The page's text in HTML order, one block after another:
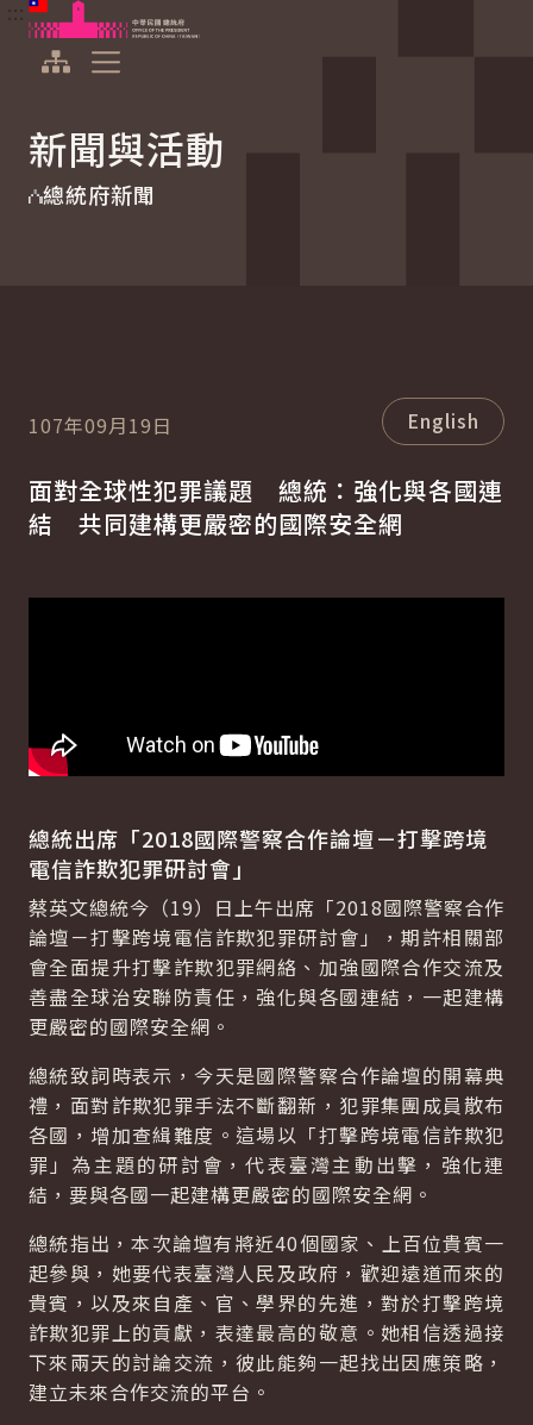
跳到主要內容
中華民國總統府
新聞與活動
總統府新聞
107年09月19日 English
面對全球性犯罪議題 總統：強化與各國連
結 共同建構更嚴密的國際安全網
總統出席「2018國際警察合作論壇－打擊跨境
電信詐欺犯罪研討會」
蔡英文總統今（19）日上午出席「2018國際警察合作
論壇－打擊跨境電信詐欺犯罪研討會」，期許相關部
會全面提升打擊詐欺犯罪網絡、加強國際合作交流及
善盡全球治安聯防責任，強化與各國連結，一起建構
更嚴密的國際安全網。
總統致詞時表示，今天是國際警察合作論壇的開幕典
禮，面對詐欺犯罪手法不斷翻新，犯罪集團成員散布
各國，增加查緝難度。這場以「打擊跨境電信詐欺犯
罪」為主題的研討會，代表臺灣主動出擊，強化連
結，要與各國一起建構更嚴密的國際安全網。
總統指出，本次論壇有將近40個國家、上百位貴賓一
起參與，她要代表臺灣人民及政府，歡迎遠道而來的
貴賓，以及來自產、官、學界的先進，對於打擊跨境
詐欺犯罪上的貢獻，表達最高的敬意。她相信透過接
下來兩天的討論交流，彼此能夠一起找出因應策略，
建立未來合作交流的平台。